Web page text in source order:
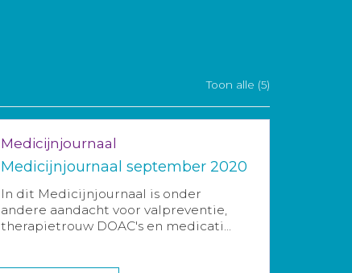
Toon alle (5)
Medicijnjournaal
Medicijnjournaal september 2020
In dit Medicijnjournaal is onder
andere aandacht voor valpreventie,
therapietrouw DOAC's en medicati...